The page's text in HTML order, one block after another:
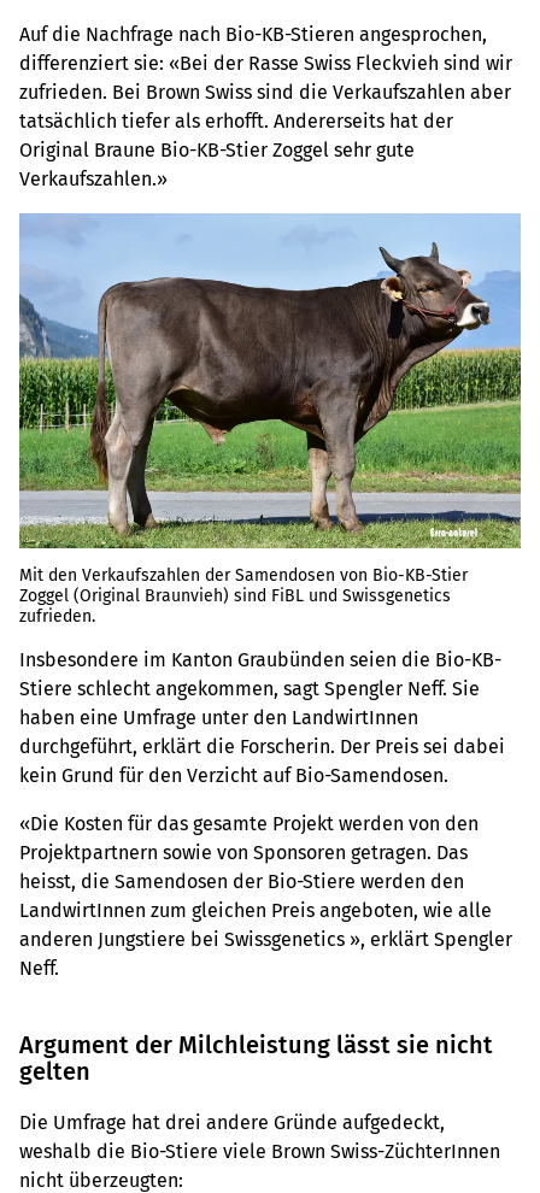
Auf die Nachfrage nach Bio-KB-Stieren angesprochen,
differenziert sie: «Bei der Rasse Swiss Fleckvieh sind wir
zufrieden. Bei Brown Swiss sind die Verkaufszahlen aber
tatsächlich tiefer als erhofft. Andererseits hat der
Original Braune Bio-KB-Stier Zoggel sehr gute
Verkaufszahlen.»
Mit den Verkaufszahlen der Samendosen von Bio-KB-Stier
Zoggel (Original Braunvieh) sind FiBL und Swissgenetics
zufrieden.
Insbesondere im Kanton Graubünden seien die Bio-KB-
Stiere schlecht angekommen, sagt Spengler Neff. Sie
haben eine Umfrage unter den LandwirtInnen
durchgeführt, erklärt die Forscherin. Der Preis sei dabei
kein Grund für den Verzicht auf Bio-Samendosen.
«Die Kosten für das gesamte Projekt werden von den
Projektpartnern sowie von Sponsoren getragen. Das
heisst, die Samendosen der Bio-Stiere werden den
LandwirtInnen zum gleichen Preis angeboten, wie alle
anderen Jungstiere bei Swissgenetics », erklärt Spengler
Neff.
Argument der Milchleistung lässt sie nicht
gelten
Die Umfrage hat drei andere Gründe aufgedeckt,
weshalb die Bio-Stiere viele Brown Swiss-ZüchterInnen
nicht überzeugten: